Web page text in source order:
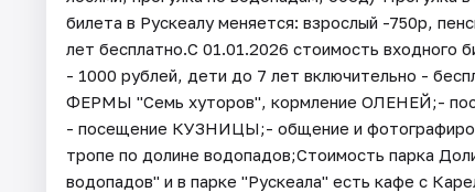
билета в Рускеалу меняется: взрослый -750р,
лет бесплатно.С 01.01.2026 стоимость входного
- 1000 рублей, дети до 7 лет включительно -
ФЕРМЫ "Семь хуторов", кормление ОЛЕНЕЙ;-
- посещение КУЗНИЦЫ;- общение и
тропе по долине водопадов;Стоимость парка
водопадов" и в парке "Рускеала" есть кафе с